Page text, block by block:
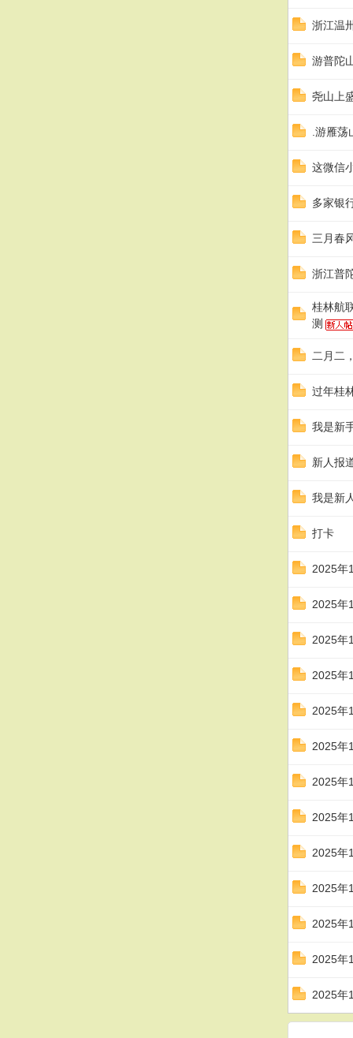
浙江温
游普陀
尧山上
.游雁荡
这微信
多家银
三月春
浙江普
桂林航
测
二月二
过年桂
我是新
新人报
我是新
打卡
2025年
2025年
2025年
2025年
2025年
2025年
2025年
2025年
2025年
2025年
2025年
2025年
2025年